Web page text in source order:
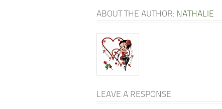
ABOUT THE AUTHOR: NATHALIE
LEAVE A RESPONSE